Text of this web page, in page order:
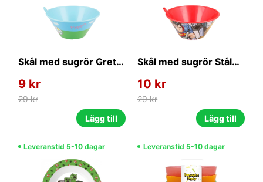
Skål med sugrör Greta Gris
9 kr
29 kr
Lägg till
Skål med sugrör Stålmannen
10 kr
29 kr
Lägg till
Leveranstid 5-10 dagar Leveranstid 5-10 dagar